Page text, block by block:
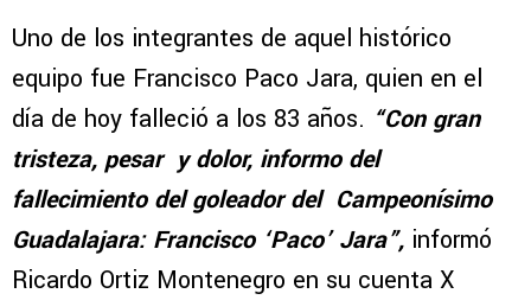
Uno de los integrantes de aquel histórico
equipo fue Francisco Paco Jara, quien en el
día de hoy falleció a los 83 años. “Con gran
tristeza, pesar y dolor, informo del
fallecimiento del goleador del Campeonísimo
Guadalajara: Francisco ‘Paco’ Jara”, informó
Ricardo Ortiz Montenegro en su cuenta X